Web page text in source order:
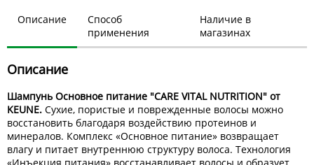
Описание
Способ
применения
Наличие в
магазинах
Описание
Шампунь Основное питание "CARE VITAL NUTRITION" от
KEUNE. Сухие, пористые и поврежденные волосы можно
восстановить благодаря воздействию протеинов и
минералов. Комплекс «Основное питание» возвращает
влагу и питает внутреннюю структуру волоса. Технология